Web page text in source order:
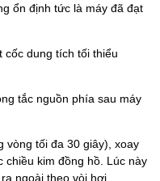
ổn định tức là máy đã đạt
cốc dung tích tối thiểu
tắc nguồn phía sau máy
vòng tối đa 30 giây), xoay
chiều kim đồng hồ. Lúc này
ngoài theo vòi hơi.